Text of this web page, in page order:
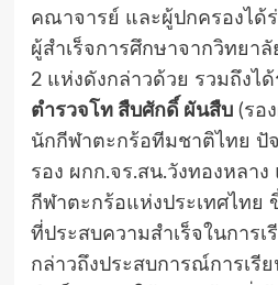
คณาจารย์ และผู้ปกครองได้
ผู้สำเร็จการศึกษาจากวิทยา
2 แห่งดังกล่าวด้วย รวมถึงได้
ตำรวจโท สืบศักดิ์ ผันสืบ(รอ
นักกีฬาตะกร้อทีมชาติไทย ปั
รอง ผกก.จร.สน.วังทองหลา
กีฬาตะกร้อแห่งประเทศไทย
ที่ประสบความสำเร็จในการ
กล่าวถึงประสบการณ์การเรี